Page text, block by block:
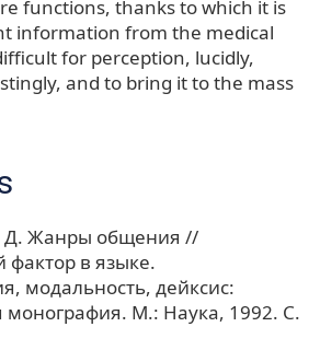
functions, thanks to which it is
information from the medical
for perception, lucidly,
and to bring it to the mass
Д. Жанры общения //
фактор в языке.
модальность, дейксис:
монография. М.: Наука, 1992. С.